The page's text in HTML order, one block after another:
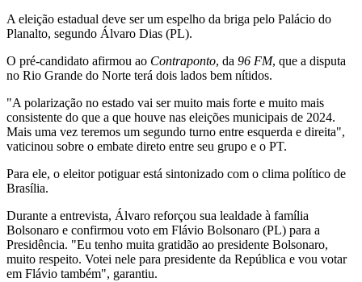
A eleição estadual deve ser um espelho da briga pelo Palácio do
Planalto, segundo Álvaro Dias (PL).
O pré-candidato afirmou ao Contraponto, da 96 FM, que a disputa
no Rio Grande do Norte terá dois lados bem nítidos.
"A polarização no estado vai ser muito mais forte e muito mais
consistente do que a que houve nas eleições municipais de 2024.
Mais uma vez teremos um segundo turno entre esquerda e direita",
vaticinou sobre o embate direto entre seu grupo e o PT.
Para ele, o eleitor potiguar está sintonizado com o clima político de
Brasília.
Durante a entrevista, Álvaro reforçou sua lealdade à família
Bolsonaro e confirmou voto em Flávio Bolsonaro (PL) para a
Presidência. "Eu tenho muita gratidão ao presidente Bolsonaro,
muito respeito. Votei nele para presidente da República e vou votar
em Flávio também", garantiu.